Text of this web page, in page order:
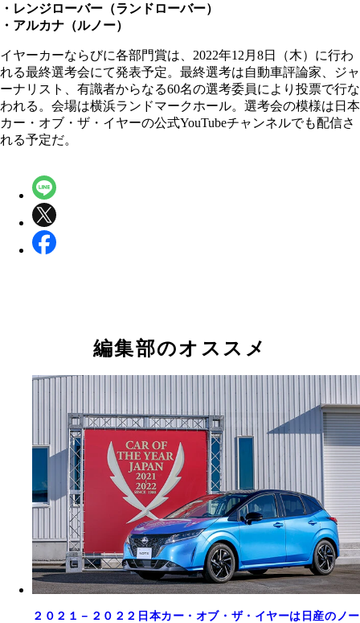
・レンジローバー（ランドローバー）
・アルカナ（ルノー）
イヤーカーならびに各部門賞は、2022年12月8日（木）に行わ
れる最終選考会にて発表予定。最終選考は自動車評論家、ジャ
ーナリスト、有識者からなる60名の選考委員により投票で行な
われる。会場は横浜ランドマークホール。選考会の模様は日本
カー・オブ・ザ・イヤーの公式YouTubeチャンネルでも配信さ
れる予定だ。
編集部のオススメ
２０２１－２０２２日本カー・オブ・ザ・イヤーは日産のノー